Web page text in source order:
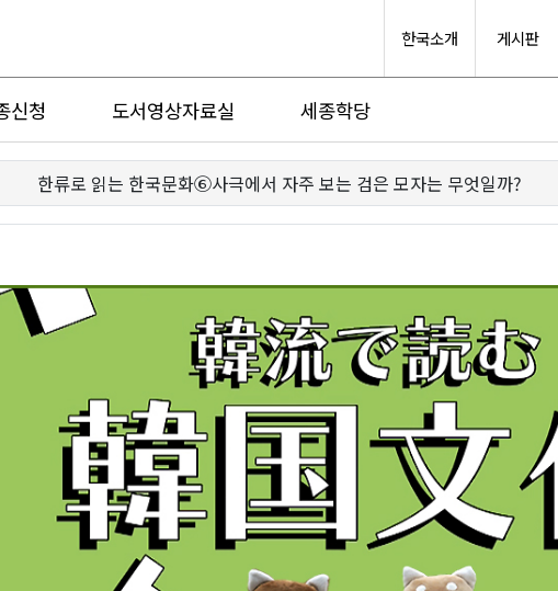
한국소개 게시판
신청 도서영상자료실 세종학당
한류로 읽는 한국문화⑥사극에서 자주 보는 검은 모자는 무엇일까?